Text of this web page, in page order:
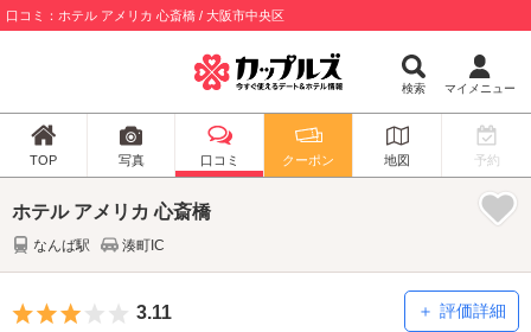
口コミ：ホテル アメリカ 心斎橋 / 大阪市中央区
検索 マイメニュー
TOP 写真 口コミ クーポン 地図 予約
ホテル アメリカ 心斎橋
なんば駅 湊町IC
5つ星のうち3
3.11 評価詳細